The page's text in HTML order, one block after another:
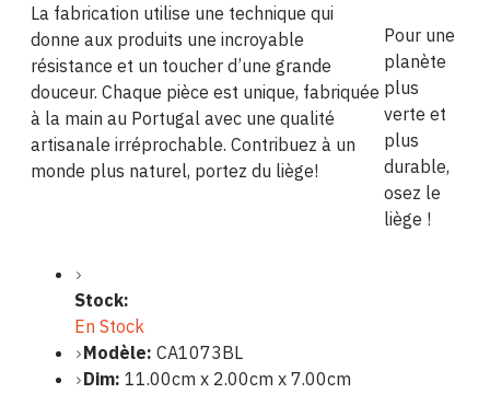
La fabrication utilise une technique qui
donne aux produits une incroyable
résistance et un toucher d’une grande
douceur. Chaque pièce est unique, fabriquée
à la main au Portugal avec une qualité
artisanale irréprochable. Contribuez à un
monde plus naturel, portez du liège!
Pour une
planète
plus
verte et
plus
durable,
osez le
liège !
Stock:
En Stock
Modèle: CA1073BL
Dim: 11.00cm x 2.00cm x 7.00cm